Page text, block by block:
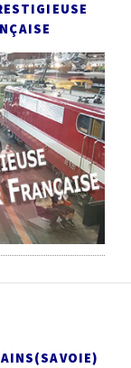
(SAVOIE)